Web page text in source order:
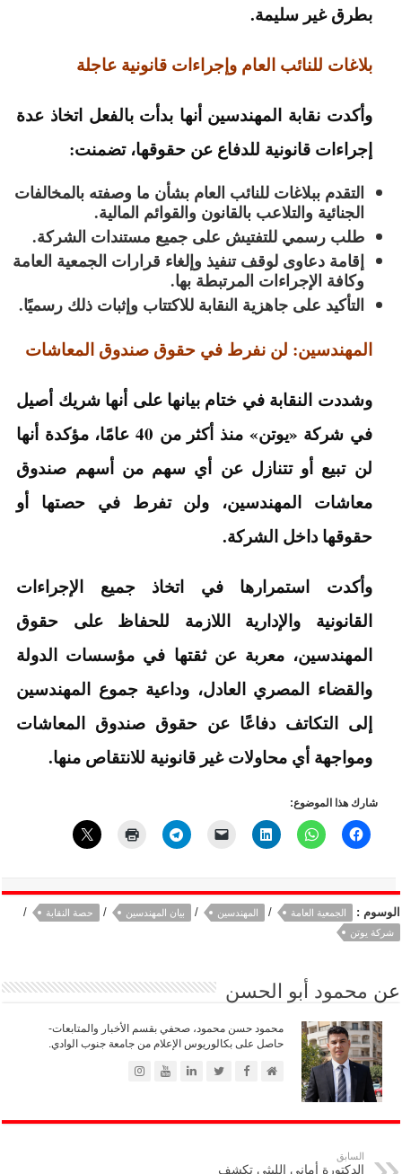
بطرق غير سليمة.
بلاغات للنائب العام وإجراءات قانونية عاجلة
وأكدت نقابة المهندسين أنها بدأت بالفعل اتخاذ عدة
إجراءات قانونية للدفاع عن حقوقها، تضمنت:
التقدم ببلاغات للنائب العام بشأن ما وصفته بالمخالفات
الجنائية والتلاعب بالقانون والقوائم المالية.
طلب رسمي للتفتيش على جميع مستندات الشركة.
إقامة دعاوى لوقف تنفيذ وإلغاء قرارات الجمعية العامة
وكافة الإجراءات المرتبطة بها.
التأكيد على جاهزية النقابة للاكتتاب وإثبات ذلك رسميًا.
المهندسين: لن نفرط في حقوق صندوق المعاشات
وشددت النقابة في ختام بيانها على أنها شريك أصيل
في شركة «يوتن» منذ أكثر من 40 عامًا، مؤكدة أنها
لن تبيع أو تتنازل عن أي سهم من أسهم صندوق
معاشات المهندسين، ولن تفرط في حصتها أو
حقوقها داخل الشركة.
وأكدت استمرارها في اتخاذ جميع الإجراءات
القانونية والإدارية اللازمة للحفاظ على حقوق
المهندسين، معربة عن ثقتها في مؤسسات الدولة
والقضاء المصري العادل، وداعية جموع المهندسين
إلى التكاتف دفاعًا عن حقوق صندوق المعاشات
ومواجهة أي محاولات غير قانونية للانتقاص منها.
شارك هذا الموضوع:
الوسوم : الجمعية العامة / المهندسين / بيان المهندسين / حصة النقابة /
شركة يوتن
عن محمود أبو الحسن
محمود حسن محمود، صحفي بقسم الأخبار والمتابعات-
حاصل على بكالوريوس الإعلام من جامعة جنوب الوادي.
السابق
الدكتورة أماني الليثي تكشف